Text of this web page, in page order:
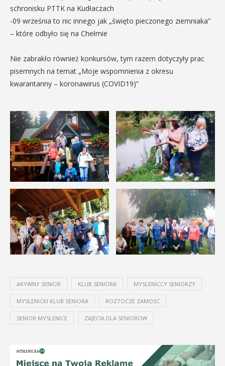
schronisku PTTK na Kudłaczach
-09 września to nic innego jak „święto pieczonego ziemniaka”
– które odbyło się na Chełmie
Nie zabrakło również konkursów, tym razem dotyczyły prac
pisemnych na temat „Moje wspomnienia z okresu
kwarantanny – koronawirus (COVID19)”
AKYWNY SENIOR KLUB SENIORA MYSLENICCY SENIORZY
MYSLENICKI KLUB SENIORA ROZTOCZE ZAMOSC
SENIOR MYSLENICE ZAJECIA DLA SENIOROW